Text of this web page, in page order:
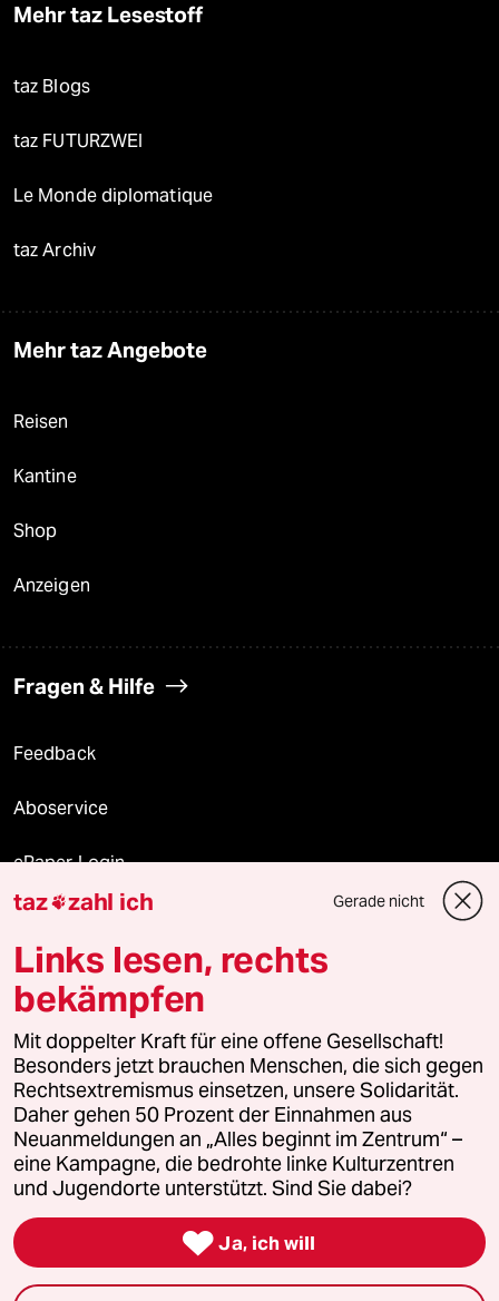
Mehr taz Lesestoff
taz Blogs
taz FUTURZWEI
Le Monde diplomatique
taz Archiv
Mehr taz Angebote
Reisen
Kantine
Shop
Anzeigen
Fragen & Hilfe
Feedback
Aboservice
ePaper Login
Downloads für Abonnierende
© 2026 taz Verlags und Vertriebs GmbH
Alle Rechte vorbehalten. Bei rechtlichen Fragen oder für Genehmigungen
wenden Sie sich bitte an
lizenzen@taz.de
Feedback Redaktionsstatut Kommune-Richtlinien
Leitlinie Informant Datenschutz Impressum AGB
Seitenwende Einwilligungen widerrufen (Ads)
taz zahl ich Gerade nicht
Links lesen, rechts
bekämpfen
Mit doppelter Kraft für eine offene Gesellschaft!
Besonders jetzt brauchen Menschen, die sich gegen
Rechtsextremismus einsetzen, unsere Solidarität.
Daher gehen 50 Prozent der Einnahmen aus
Neuanmeldungen an „Alles beginnt im Zentrum“ –
eine Kampagne, die bedrohte linke Kulturzentren
und Jugendorte unterstützt. Sind Sie dabei?
 Ja, ich will